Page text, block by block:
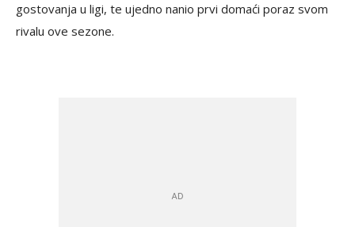
gostovanja u ligi, te ujedno nanio prvi domaći poraz svom
rivalu ove sezone.